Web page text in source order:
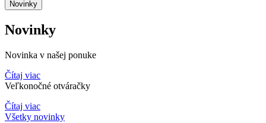
Novinky
Novinky
Novinka v našej ponuke
Čítaj viac
Veľkonočné otváračky
Čítaj viac
Všetky novinky